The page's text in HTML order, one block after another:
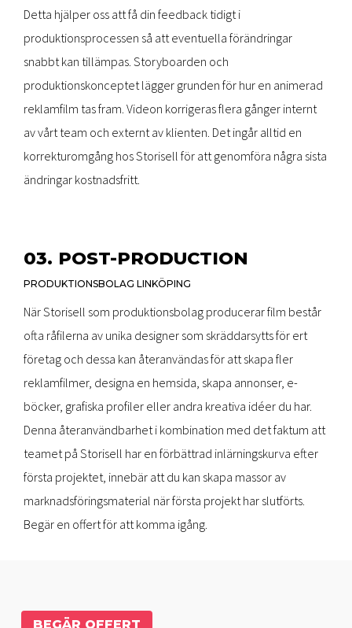
Detta hjälper oss att få din feedback tidigt i
produktionsprocessen så att eventuella förändringar
snabbt kan tillämpas. Storyboarden och
produktionskonceptet lägger grunden för hur en animerad
reklamfilm tas fram. Videon korrigeras flera gånger internt
av vårt team och externt av klienten. Det ingår alltid en
korrekturomgång hos Storisell för att genomföra några sista
ändringar kostnadsfritt.
03. POST-PRODUCTION
PRODUKTIONSBOLAG LINKÖPING
När Storisell som produktionsbolag producerar film består
ofta råfilerna av unika designer som skräddarsytts för ert
företag och dessa kan återanvändas för att skapa fler
reklamfilmer, designa en hemsida, skapa annonser, e-
böcker, grafiska profiler eller andra kreativa idéer du har.
Denna återanvändbarhet i kombination med det faktum att
teamet på Storisell har en förbättrad inlärningskurva efter
första projektet, innebär att du kan skapa massor av
marknadsföringsmaterial när första projekt har slutförts.
Begär en offert för att komma igång.
BEGÄR OFFERT